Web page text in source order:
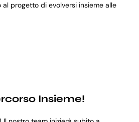
progetto di evolversi insieme alle
Insieme!